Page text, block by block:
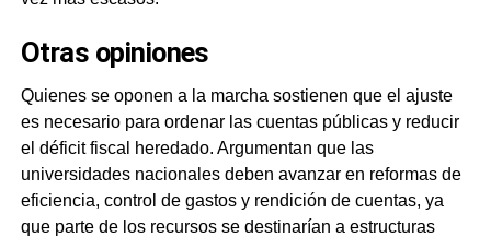
Otras opiniones
Quienes se oponen a la marcha sostienen que el ajuste
es necesario para ordenar las cuentas públicas y reducir
el déficit fiscal heredado. Argumentan que las
universidades nacionales deben avanzar en reformas de
eficiencia, control de gastos y rendición de cuentas, ya
que parte de los recursos se destinarían a estructuras